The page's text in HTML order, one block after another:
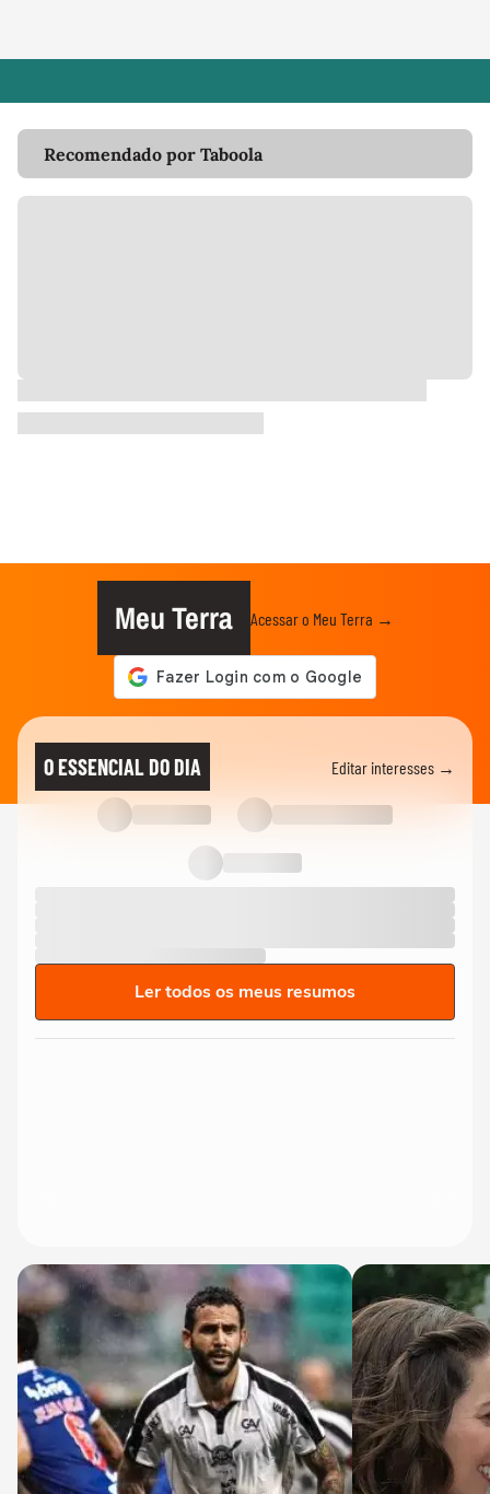
Recomendado por Taboola
Meu Terra Acessar o Meu Terra →
O ESSENCIAL DO DIA Editar interesses →
Ler todos os meus resumos